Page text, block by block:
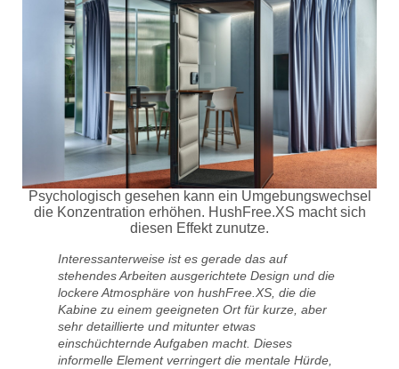
Psychologisch gesehen kann ein Umgebungswechsel
die Konzentration erhöhen. HushFree.XS macht sich
diesen Effekt zunutze.
Interessanterweise ist es gerade das auf
stehendes Arbeiten ausgerichtete Design und die
lockere Atmosphäre von hushFree.XS, die die
Kabine zu einem geeigneten Ort für kurze, aber
sehr detaillierte und mitunter etwas
einschüchternde Aufgaben macht. Dieses
informelle Element verringert die mentale Hürde,